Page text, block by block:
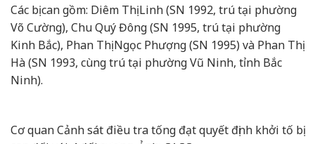
Các bị can gồm: Diêm Thị Linh (SN 1992, trú tại phường
Võ Cường), Chu Quý Đông (SN 1995, trú tại phường
Kinh Bắc), Phan Thị Ngọc Phượng (SN 1995) và Phan Thị
Hà (SN 1993, cùng trú tại phường Vũ Ninh, tỉnh Bắc
Ninh).
Cơ quan Cảnh sát điều tra tống đạt quyết định khởi tố bị